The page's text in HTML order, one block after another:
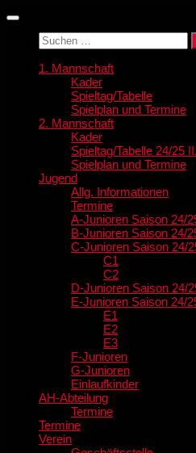
Zum
springenSuchen
nach:
1. Mannschaft
Kader
Spieltag/Tabelle
Spielplan und Termine
2. Mannschaft
Kader
Spieltag/Tabelle 24/25
Spielplan und Termine
Jugend
Allg. Informationen
Termine
A-Junioren Saison 24/
B-Junioren Saison 24/
C-Junioren Saison 24/
C1
C2
D-Junioren Saison 24/
E-Junioren Saison 24/
E1
E2
E3
F-Junioren
G-Junioren
Einlaufkinder
AH-Abteilung
Termine
Termine
Verein